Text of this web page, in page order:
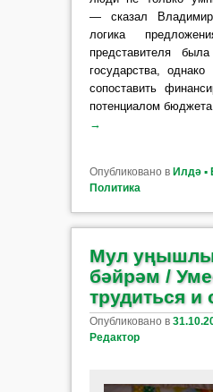
— сказал
логика
представителя
государства, однако
сопоставить
потенциалом бюджета.
→
Опубликовано в Илдә ▪
Политика
Мул уңышлы
бәйрәм /
трудиться и
Опубликовано в
Редактор